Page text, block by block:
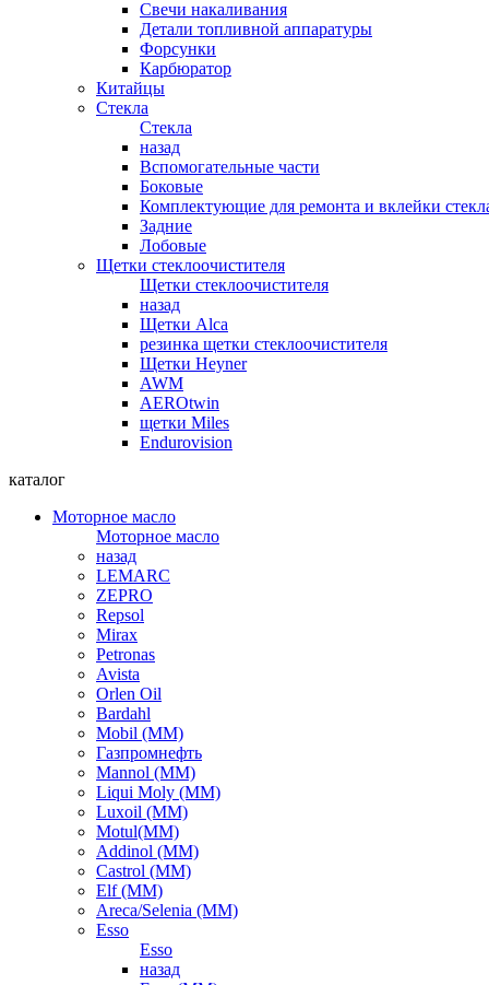
Свечи накаливания
Детали топливной аппаратуры
Форсунки
Карбюратор
Китайцы
Стекла
Стекла
назад
Вспомогательные части
Боковые
Комплектующие для ремонта и вклейки
Задние
Лобовые
Щетки стеклоочистителя
Щетки стеклоочистителя
назад
Щетки Alca
резинка щетки стеклоочистителя
Щетки Heyner
AWM
AEROtwin
щетки Miles
Endurovision
каталог
Моторное масло
Моторное масло
назад
LEMARC
ZEPRO
Repsol
Mirax
Petronas
Avista
Orlen Oil
Bardahl
Mobil (ММ)
Газпромнефть
Mannol (ММ)
Liqui Moly (ММ)
Luxoil (ММ)
Motul(ММ)
Addinol (ММ)
Castrol (ММ)
Elf (ММ)
Areca/Selenia (ММ)
Esso
Esso
назад